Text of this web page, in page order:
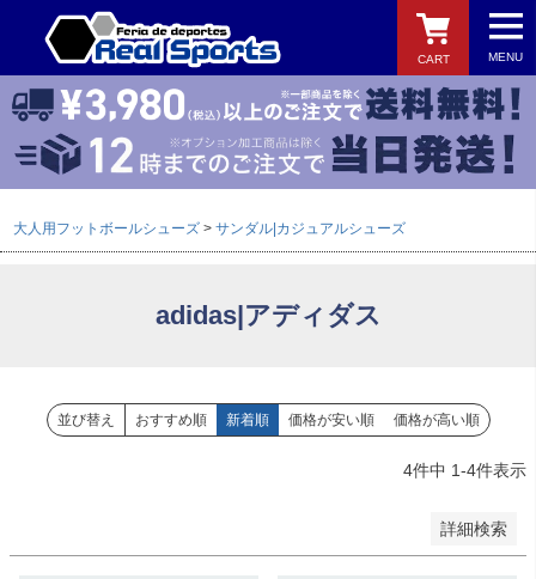
MENU
CART
検索
大人用フットボールシューズ サンダル|カジュアルシューズ
adidas|アディダス
並び替え おすすめ順 新着順 価格が安い順 価格が高い順
4件中 1-4件表示
詳細検索
予約商品
並び順
価格が安い順
レビュー順
キーワードヒット順